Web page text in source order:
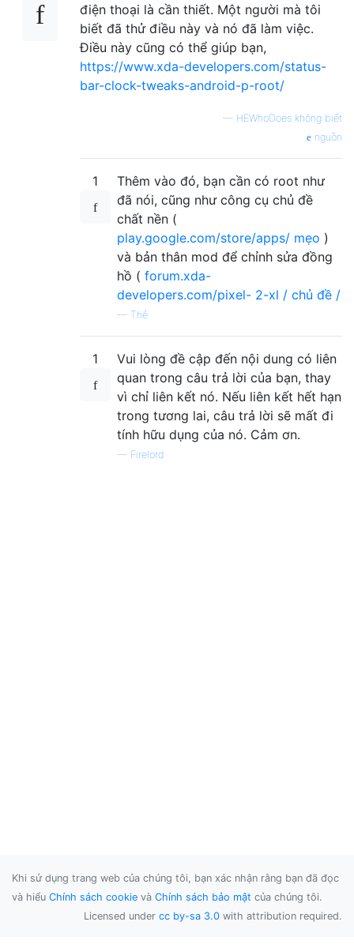
điện thoại là cần thiết. Một người mà tôi
biết đã thử điều này và nó đã làm việc.
Điều này cũng có thể giúp bạn,
https://www.xda-developers.com/status-
bar-clock-tweaks-android-p-root/
— HEWhoDoes không biết
nguồn
1
Thêm vào đó, bạn cần có root như
đã nói, cũng như công cụ chủ đề
chất nền (
play.google.com/store/apps/ mẹo )
và bản thân mod để chỉnh sửa đồng
hồ ( forum.xda-
developers.com/pixel- 2-xl / chủ đề /
— Thẻ
1
Vui lòng đề cập đến nội dung có liên
quan trong câu trả lời của bạn, thay
vì chỉ liên kết nó. Nếu liên kết hết hạn
trong tương lai, câu trả lời sẽ mất đi
tính hữu dụng của nó. Cảm ơn.
— Firelord
Khi sử dụng trang web của chúng tôi, bạn xác nhận rằng bạn đã đọc
và hiểu Chính sách cookie và Chính sách bảo mật của chúng tôi.
Licensed under cc by-sa 3.0 with attribution required.